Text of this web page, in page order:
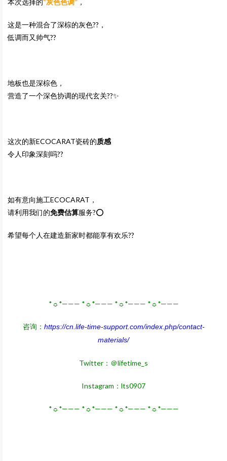
本次选择的“灰色色调” ，
这是一种混合了深棕的灰色??，
低调而又帅气??
地板也是深棕色，
营造了一个深色协调的现代玄关??✨
这次的新ECOCARAT瓷砖的质感
令人印象深刻吗??
如有意向施工ECOCARAT，
请利用我们的免费估算服务?⭕️
希望每个人在建造新家时都能享有欢乐??
*☼*——— *☼*——— *☼*——— *☼*———
咨询： https://cn.life-time-support.com/index.php/contact-
materials/
Twitter：＠lifetime_s
Instagram：lts0907
*☼*——— *☼*——— *☼*——— *☼*———